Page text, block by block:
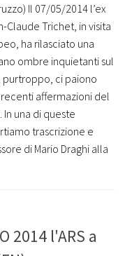
Il 07/05/2014 l’ex
Claude Trichet, in visita
ha rilasciato una
ombre inquietanti sul
purtroppo, ci paiono
affermazioni del
In una di queste
trascrizione e
di Mario Draghi alla
2014 l'ARS a